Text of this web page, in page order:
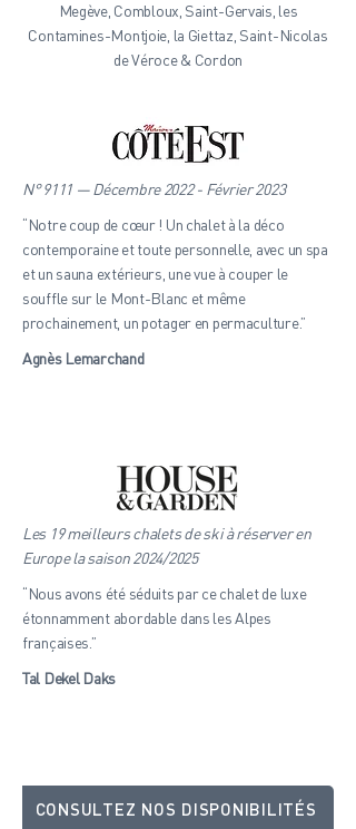
Megève, Combloux, Saint-Gervais, les
Contamines-Montjoie, la Giettaz, Saint-Nicolas
de Véroce & Cordon
N° 9111 — Décembre 2022 - Février 2023
“Notre coup de cœur ! Un chalet à la déco
contemporaine et toute personnelle, avec un spa
et un sauna extérieurs, une vue à couper le
souffle sur le Mont-Blanc et même
prochainement, un potager en permaculture.”
Agnès Lemarchand
Les 19 meilleurs chalets de ski à réserver en
Europe la saison 2024/2025
“Nous avons été séduits par ce chalet de luxe
étonnamment abordable dans les Alpes
françaises.”
Tal Dekel Daks
CONSULTEZ NOS DISPONIBILITÉS